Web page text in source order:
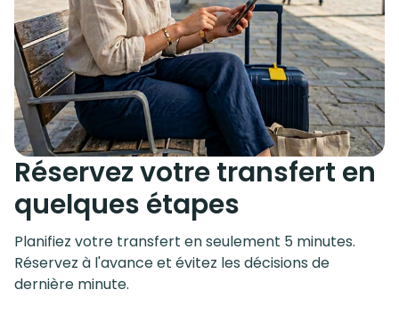
Réservez votre transfert en
quelques étapes
Planifiez votre transfert en seulement 5 minutes.
Réservez à l'avance et évitez les décisions de
dernière minute.